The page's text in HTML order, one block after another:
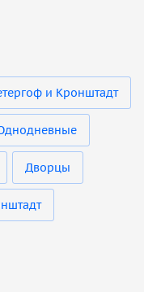
и Кронштадт
Дворцы